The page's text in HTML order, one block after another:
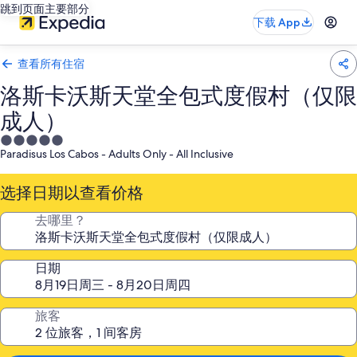
跳到页面主要部分
下载 App
查看所有住宿
洛斯卡沃斯天堂全包式度假村（仅限
成人）
5.0
星
住
宿
Paradisus Los Cabos - Adults Only - All Inclusive
选择日期以查看价格
去哪里？
日期
旅客